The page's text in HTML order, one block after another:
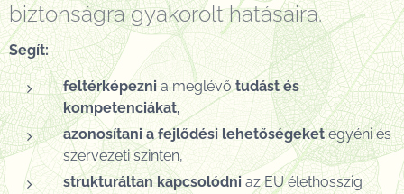
biztonságra gyakorolt hatásaira.
Segít:
feltérképeznia meglévőtudást és
kompetenciákat,
azonosítania fejlődési lehetőségeketegyéni és
szervezeti szinten,
strukturáltan kapcsolódni az EU élethosszig